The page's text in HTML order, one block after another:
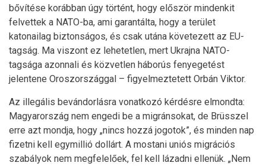
bővítése korábban úgy történt, hogy először mindenkit
felvettek a NATO-ba, ami garantálta, hogy a terület
katonailag biztonságos, és csak utána követezett az EU-
tagság. Ma viszont ez lehetetlen, mert Ukrajna NATO-
tagsága azonnali és közvetlen háborús fenyegetést
jelentene Oroszországgal – figyelmeztetett Orbán Viktor.
Az illegális bevándorlásra vonatkozó kérdésre elmondta:
Magyarország nem engedi be a migránsokat, de Brüsszel
erre azt mondja, hogy „nincs hozzá jogotok”, és minden nap
fizetni kell egymillió dollárt. A mostani uniós migrációs
szabályok nem megfelelőek, fel kell lázadni ellenük. „Nem